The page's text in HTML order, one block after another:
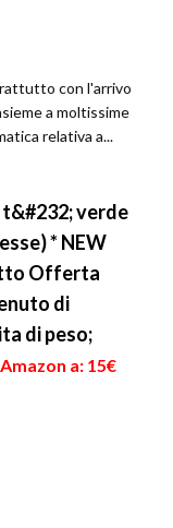
con l'arrivo
a moltissime
relativa a...
verde
* NEW
Offerta
di
di peso;
a: 15€